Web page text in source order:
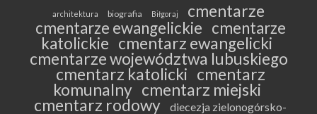
architektura biografia Biłgoraj
cmentarze
cmentarze ewangelickie cmentarze
katolickie cmentarz ewangelicki
cmentarze województwa lubuskiego
cmentarz katolicki cmentarz
komunalny cmentarz miejski
cmentarz rodowy
diecezja zielonogórsko-